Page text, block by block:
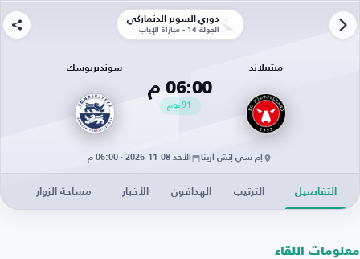
دوري السوبر الدنماركي
الجولة 14 - مباراة الإياب
ميتييلاند
06:00 م
91يوم
سونديريوسك
إم سي إتش أرينا الأحد 08-11-2026 · 06:00 م
التفاصيل الترتيب الهدافون الأخبار مساحة الزوار
معلومات اللقاء